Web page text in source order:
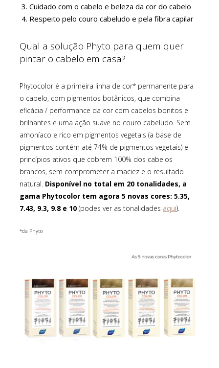
Cuidado com o cabelo e beleza da cor do cabelo
Respeito pelo couro cabeludo e pela fibra capilar
Qual a solução Phyto para quem quer
pintar o cabelo em casa?
Phytocolor é a primeira linha de cor* permanente para
o cabelo, com pigmentos botânicos, que combina
eficácia / performance da cor com cabelos bonitos e
brilhantes e uma ação suave no couro cabeludo. Sem
amoníaco e rico em pigmentos vegetais (a base de
pigmentos contém até 74% de pigmentos vegetais) e
princípios ativos que cobrem 100% dos cabelos
brancos, sem comprometer a maciez e o resultado
natural. Disponível no total em 20 tonalidades, a
gama Phytocolor tem agora 5 novas cores: 5.35,
7.43, 9.3, 9.8 e 10 (podes ver as tonalidades aqui).
*da Phyto